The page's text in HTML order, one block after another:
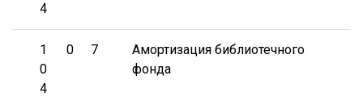
4
1
0
4
0 7
Амортизация библиотечного
фонда